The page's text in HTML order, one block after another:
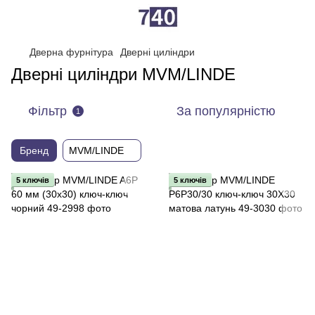
Дверна фурнітура Дверні циліндри
Дверні циліндри MVM/LINDE
Фільтр 1 За популярністю
Бренд MVM/LINDE
5 ключів 5 ключів